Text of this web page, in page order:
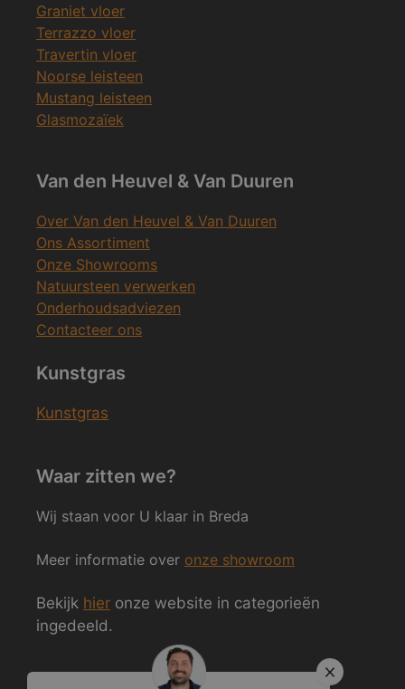
Graniet vloer
Terrazzo vloer
Travertin vloer
Noorse leisteen
Mustang leisteen
Glasmozaïek
Van den Heuvel & Van Duuren
Over Van den Heuvel & Van Duuren
Ons Assortiment
Onze Showrooms
Natuursteen verwerken
Onderhoudsadviezen
Contacteer ons
Kunstgras
Kunstgras
Waar zitten we?
Wij staan voor U klaar in Breda
Meer informatie over onze showroom
Bekijk hier onze website in categorieën
ingedeeld.